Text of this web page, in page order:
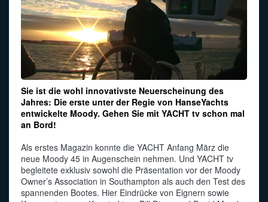
Sie ist die wohl innovativste Neuerscheinung des
Jahres: Die erste unter der Regie von HanseYachts
entwickelte Moody. Gehen Sie mit YACHT tv schon mal
an Bord!
Als erstes Magazin konnte die YACHT Anfang März die
neue Moody 45 in Augenschein nehmen. Und YACHT tv
begleitete exklusiv sowohl die Präsentation vor der Moody
Owner’s Association in Southampton als auch den Test des
spannenden Bootes. Hier Eindrücke von Eignern sowie